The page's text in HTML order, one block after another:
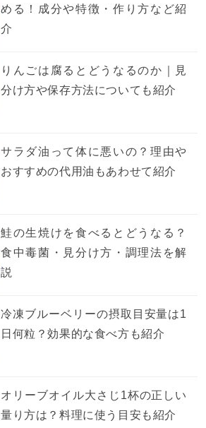
める！成分や特徴・作り方など紹
介
りんごは腐るとどうなるのか｜見
分け方や保存方法についても紹介
サラダ油って体に悪いの？理由や
おすすめの代用油もあわせて紹介
鮭の生焼けを食べるとどうなる？
食中毒菌・見分け方・調理法を解
説
冷凍ブルーベリーの摂取目安量は1
日何粒？効果的な食べ方も紹介
オリーブオイル大さじ1杯の正しい
量り方は？料理に使う目安も紹介